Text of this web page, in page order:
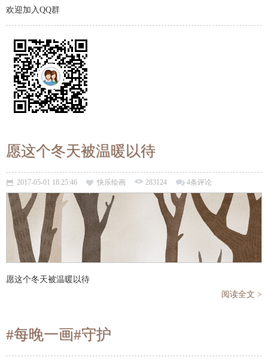
欢迎加入QQ群
愿这个冬天被温暖以待
2017-05-01 18:25:46 快乐绘画 283124 4条评论
愿这个冬天被温暖以待
阅读全文 >
#每晚一画#守护